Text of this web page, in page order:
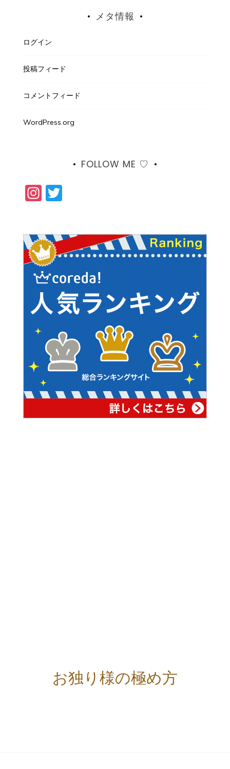
メタ情報
ログイン
投稿フィード
コメントフィード
WordPress.org
FOLLOW ME ♡
Instagram
Twitter
お独り様の極め方